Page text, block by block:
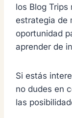
los Blog
estrategia de
oportunidad
aprender de
Si estás
no dudes en
las